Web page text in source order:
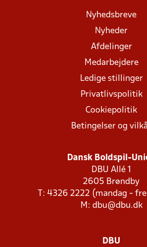
Nyhedsbreve
Nyheder
Afdelinger
Medarbejdere
Ledige stillinger
Privatlivspolitik
Cookiepolitik
Betingelser og
Dansk Boldspil-
DBU Allé 1
2605 Brøndby
T: 4326 2222 (mandag -
M: dbu@dbu.dk
DBU